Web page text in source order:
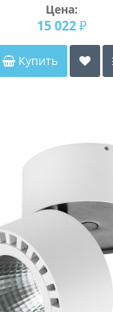
Цена:
15 022 ₽
Купить